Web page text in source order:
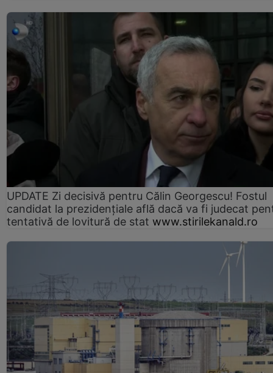
UPDATE Zi decisivă pentru Călin Georgescu! Fostul
candidat la prezidențiale află dacă va fi judecat
tentativă de lovitură de stat www.stirilekanald.ro